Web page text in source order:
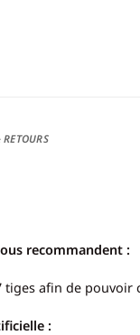
recommandent :
tiges afin de
: